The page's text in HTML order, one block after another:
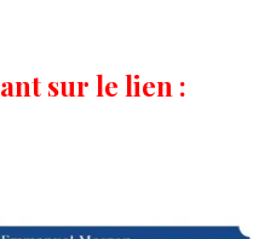
sur le lien :